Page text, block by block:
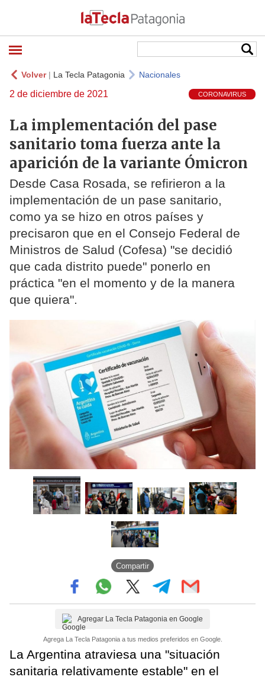
Volver| La Tecla Patagonia Nacionales
2 de diciembre de 2021 CORONAVIRUS
La implementación del pase
sanitario toma fuerza ante la
aparición de la variante Ómicron
Desde Casa Rosada, se refirieron a la
implementación de un pase sanitario,
como ya se hizo en otros países y
precisaron que en el Consejo Federal de
Ministros de Salud (Cofesa) "se decidió
que cada distrito puede" ponerlo en
práctica "en el momento y de la manera
que quiera".
Compartir
Agregar La Tecla Patagonia en Google
Agrega La Tecla Patagonia a tus medios preferidos en Google.
La Argentina atraviesa una "situación
sanitaria relativamente estable" en el